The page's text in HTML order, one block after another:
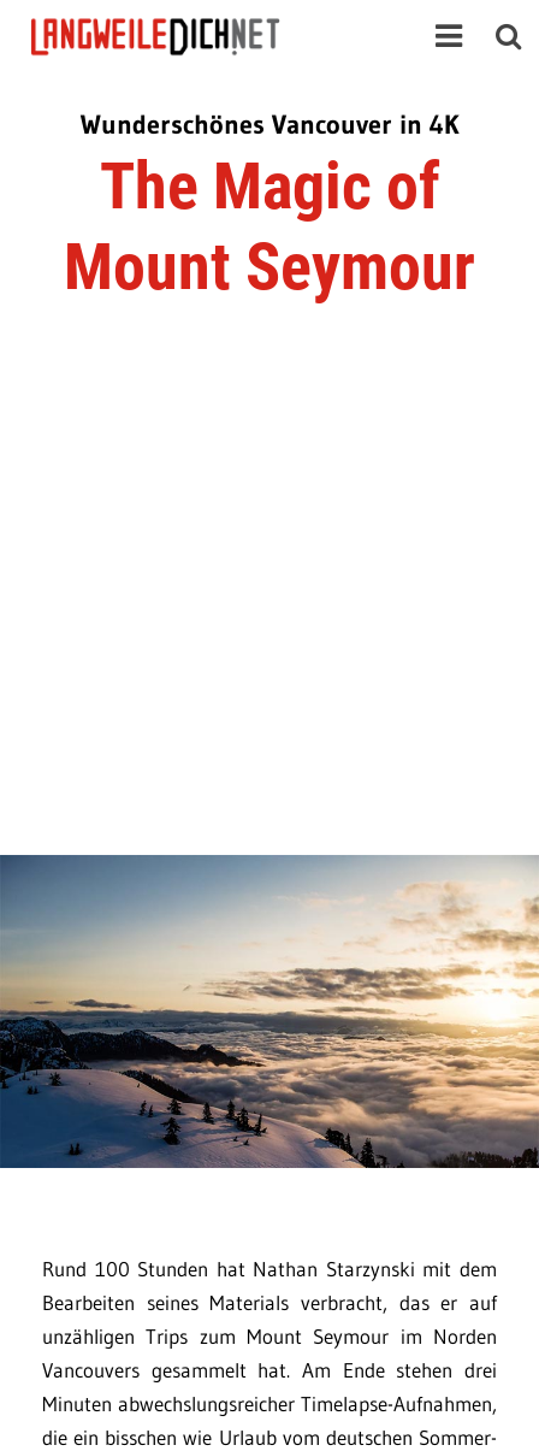
Wunderschönes Vancouver in 4K
The Magic of
Mount Seymour
Rund 100 Stunden hat Nathan Starzynski mit dem
Bearbeiten seines Materials verbracht, das er auf
unzähligen Trips zum Mount Seymour im Norden
Vancouvers gesammelt hat. Am Ende stehen drei
Minuten abwechslungsreicher Timelapse-Aufnahmen,
die ein bisschen wie Urlaub vom deutschen Sommer-